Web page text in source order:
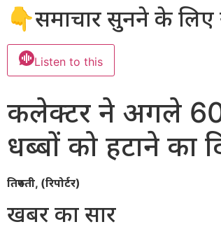
👇समाचार सुनने के
Listen to this
कलेक्टर ने अगले
धब्बों को हटाने का
तिरुपती, (रिपोर्टर)
खबर का सार